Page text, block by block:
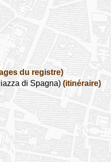
du registre)
di Spagna) (itinéraire)